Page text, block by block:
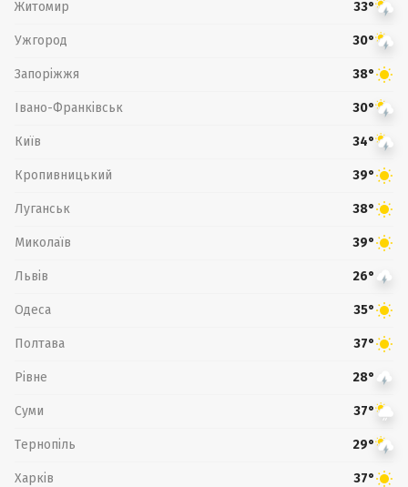
Житомир 33°
Ужгород 30°
Запоріжжя 38°
Івано-Франківськ 30°
Київ 34°
Кропивницький 39°
Луганськ 38°
Миколаїв 39°
Львів 26°
Одеса 35°
Полтава 37°
Рівне 28°
Суми 37°
Тернопіль 29°
Харків 37°